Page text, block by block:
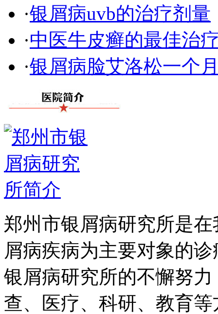
·银屑病uvb的治疗剂量
·中医牛皮癣的最佳治
·银屑病脸艾洛松一个
郑州市银屑病研究所是
屑病疾病为主要对象的
银屑病研究所的不懈努
查、医疗、科研、教育